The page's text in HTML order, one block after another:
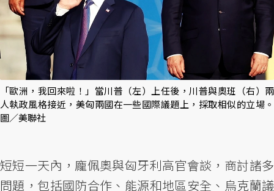
「歐洲，我回來啦！」當川普（左）上任後，川普與奧班（右）兩
人執政風格接近，美匈兩國在一些國際議題上，採取相似的立場。
圖／美聯社
短短一天內，龐佩奧與匈牙利高官會談，商討諸多
問題，包括國防合作、能源和地區安全、烏克蘭議